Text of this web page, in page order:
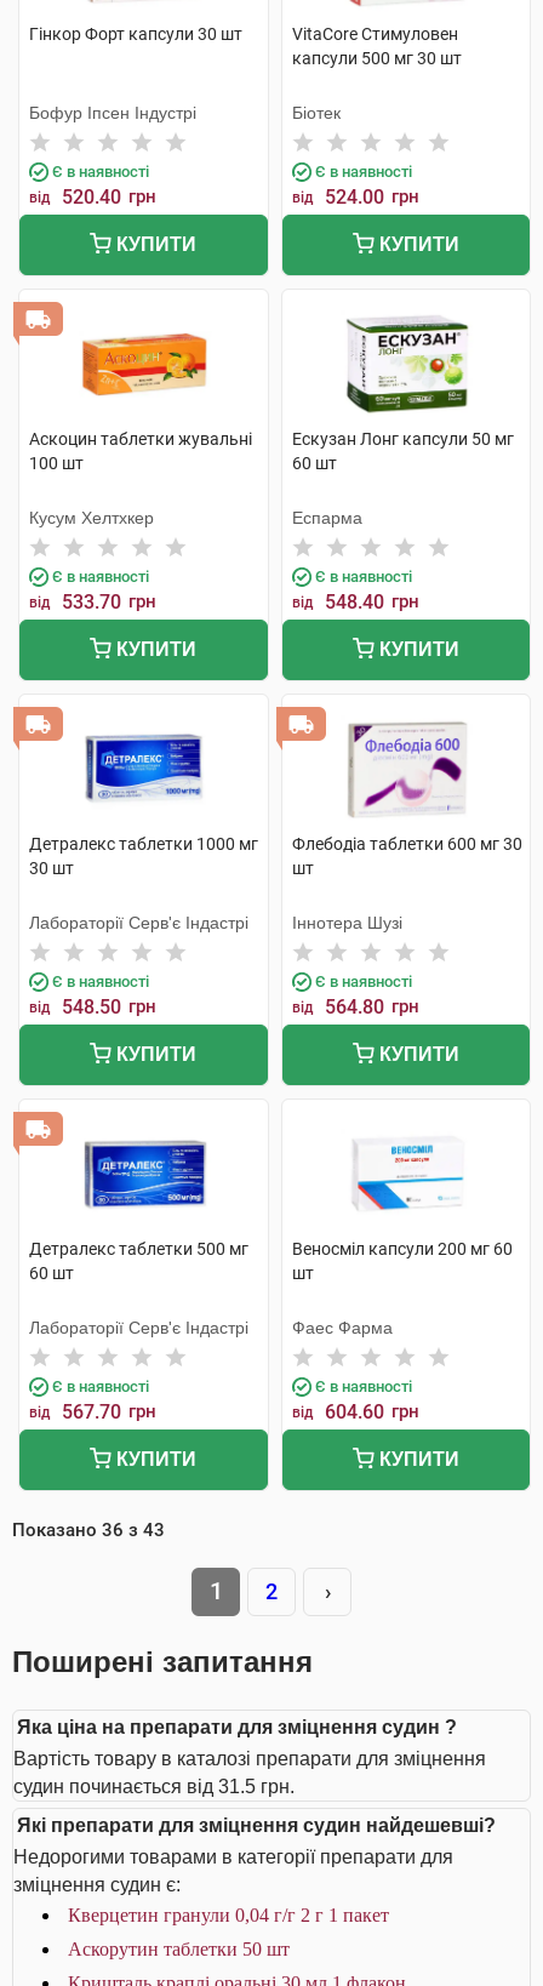
Гінкор Форт капсули 30 шт
Бофур Іпсен Індустрі
Є в наявності
від 520.40 грн
КУПИТИ
VitaCore Стимуловен
капсули 500 мг 30 шт
Біотек
Є в наявності
від 524.00 грн
КУПИТИ
Аскоцин таблетки жувальні
100 шт
Кусум Хелтхкер
Є в наявності
від 533.70 грн
КУПИТИ
Ескузан Лонг капсули 50 мг
60 шт
Еспарма
Є в наявності
від 548.40 грн
КУПИТИ
Детралекс таблетки 1000 мг
30 шт
Лабораторії Серв'є Індастрі
Є в наявності
від 548.50 грн
КУПИТИ
Флебодіа таблетки 600 мг 30
шт
Іннотера Шузі
Є в наявності
від 564.80 грн
КУПИТИ
Детралекс таблетки 500 мг
60 шт
Лабораторії Серв'є Індастрі
Є в наявності
від 567.70 грн
КУПИТИ
Веносміл капсули 200 мг 60
шт
Фаес Фарма
Є в наявності
від 604.60 грн
КУПИТИ
Показано 36 з 43
1 2 ›
Поширені запитання
Яка ціна на препарати для зміцнення судин ?
Вартість товару в каталозі препарати для зміцнення
судин починається від 31.5 грн.
Які препарати для зміцнення судин найдешевші?
Недорогими товарами в категорії препарати для
зміцнення судин є:
Кверцетин гранули 0,04 г/г 2 г 1 пакет
Аскорутин таблетки 50 шт